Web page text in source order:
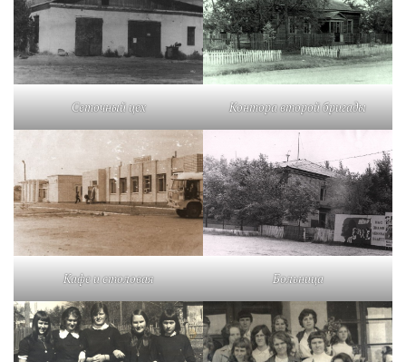
Сеточный цех Контора второй бригады
Кафе и столовая Больница